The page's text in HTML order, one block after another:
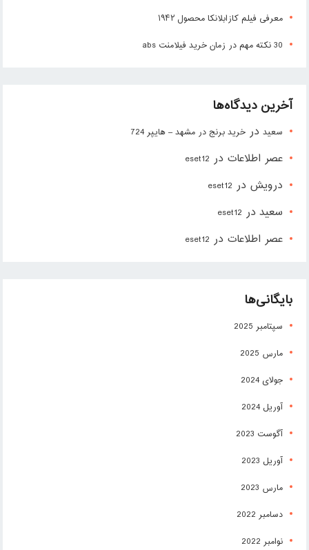
معرفی فیلم کازابلانکا محصول ۱۹۴۲
30 نکته مهم در زمان خرید فیلامنت abs
آخرین دیدگاه‌ها
سعید درخرید برنج در مشهد – هایپر 724
عصر اطلاعات در eset12
درویش در eset12
سعید در eset12
عصر اطلاعات در eset12
بایگانی‌ها
سپتامبر 2025
مارس 2025
جولای 2024
آوریل 2024
آگوست 2023
آوریل 2023
مارس 2023
دسامبر 2022
نوامبر 2022